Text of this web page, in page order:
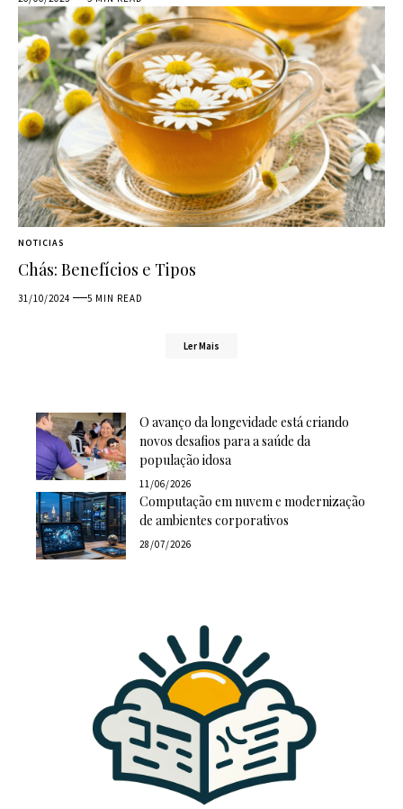
NOTICIAS
Chás: Benefícios e Tipos
31/10/2024 5 MIN READ
Ler Mais
O avanço da longevidade está criando
novos desafios para a saúde da
população idosa
11/06/2026
Computação em nuvem e modernização
de ambientes corporativos
28/07/2026